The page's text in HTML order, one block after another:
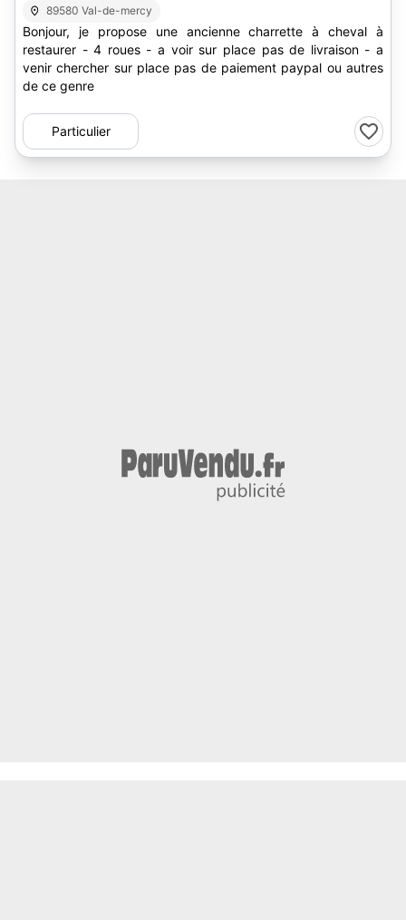
89580 Val-de-mercy
Bonjour, je propose une ancienne charrette à cheval à
restaurer - 4 roues - a voir sur place pas de livraison - a
venir chercher sur place pas de paiement paypal ou autres
de ce genre
Particulier